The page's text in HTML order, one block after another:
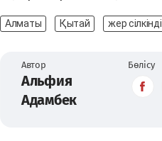
Алматы Қытай жер сілкінді
Автор
Альфия
Адамбек
Бөлісу